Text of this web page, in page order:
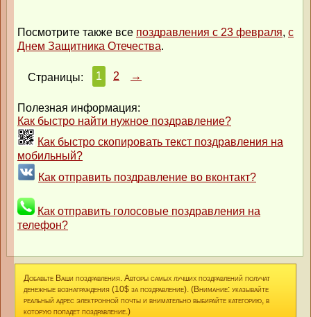
Посмотрите также все поздравления с 23 февраля, с
Днем Защитника Отечества.
Страницы: 1 2 →
Полезная информация:
Как быстро найти нужное поздравление?
Как быстро скопировать текст поздравления на
мобильный?
Как отправить поздравление во вконтакт?
Как отправить голосовые поздравления на
телефон?
Добавьте Ваши поздравления. Авторы самых лучших поздравлений получат
денежные вознаграждения (10$ за поздравление). (Внимание: указывайте
реальный адрес электронной почты и внимательно выбирайте категорию, в
которую попадет поздравление.)